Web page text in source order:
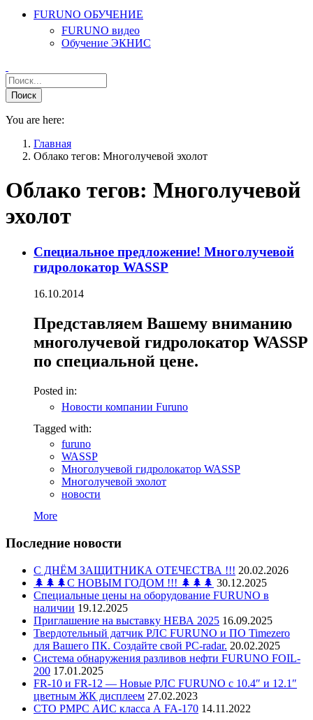
FURUNO ОБУЧЕНИЕ
FURUNO видео
Обучение ЭКНИС
You are here:
Главная
Облако тегов: Многолучевой эхолот
Облако тегов: Многолучевой
эхолот
Специальное предложение! Многолучевой
гидролокатор WASSP
16.10.2014
Представляем Вашему вниманию
многолучевой гидролокатор WASSP
по специальной цене.
Posted in:
Новости компании Furuno
Tagged with:
furuno
WASSP
Многолучевой гидролокатор WASSP
Многолучевой эхолот
новости
More
Последние новости
С ДНЁМ ЗАЩИТНИКА ОТЕЧЕСТВА !!! 20.02.2026
🌲🌲🌲С НОВЫМ ГОДОМ !!! 🌲🌲🌲 30.12.2025
Специальные цены на оборудование FURUNO в
наличии 19.12.2025
Приглашение на выставку НЕВА 2025 16.09.2025
Твердотельный датчик РЛС FURUNO и ПО Timezero
для Вашего ПК. Создайте свой PC-radar. 20.02.2025
Система обнаружения разливов нефти FURUNO FOIL-
200 17.01.2025
FR-10 и FR-12 — Новые РЛС FURUNO c 10.4″ и 12.1″
цветным ЖК дисплеем 27.02.2023
СТО РМРС АИС класса А FA-170 14.11.2022